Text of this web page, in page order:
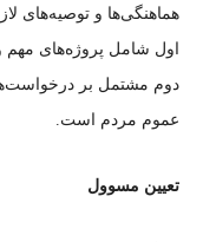
هماهنگی‌ها و توصیه‌های
اول شامل پروژه‌های مهم
دوم مشتمل بر
عموم مردم است.
تعیین مسوول